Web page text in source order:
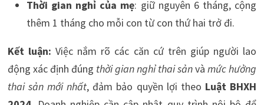
Thời gian nghỉ của mẹ: giữ nguyên 6 tháng, cộng
thêm 1 tháng cho mỗi con từ con thứ hai trở đi.
Kết luận:Việc nắm rõ các căn cứ trên giúp người lao
động xác định đúng thời gian nghỉ thai sảnvàmức hưởng
thai sản mới nhất, đảm bảo quyền lợi theo Luật BHXH